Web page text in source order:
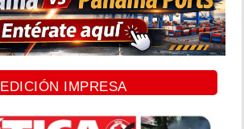
EDICIÓN IMPRESA